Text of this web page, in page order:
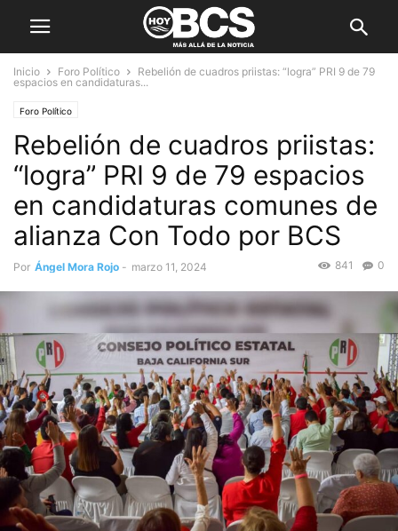
Inicio Foro Político
Rebelión de cuadros priistas: “logra” PRI 9 de 79
espacios en candidaturas...
Foro Político
Rebelión de cuadros priistas:
“logra” PRI 9 de 79 espacios
en candidaturas comunes de
alianza Con Todo por BCS
Por Ángel Mora Rojo - marzo 11, 2024 0
841